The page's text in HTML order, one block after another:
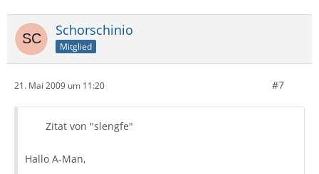
Schorschinio
Mitglied
21. Mai 2009 um 11:20 #7
Zitat von "slengfe"
Hallo A-Man,